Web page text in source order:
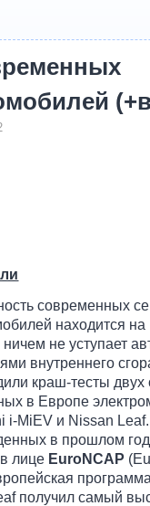
современных
находится
ничем не уступает
внутреннего
краш-тесты
в Европе
i-MiEV и Nissan
в прошлом
лице EuroNCAP
получил самый